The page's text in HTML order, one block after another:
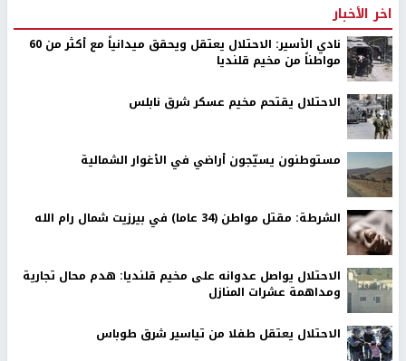
اخر الأخبار
نادي الأسير: الاحتلال يعتقل ويحقق ميدانياً مع أكثر من 60
مواطناً من مخيم قلنديا
الاحتلال يقتحم مخيم عسكر شرق نابلس
مستوطنون يسيّجون أراضي في الأغوار الشمالية
الشرطة: مقتل مواطن (34 عاما) في بيرزيت شمال رام الله
الاحتلال يواصل عدوانه على مخيم قلنديا: هدم محال تجارية
ومداهمة عشرات المنازل
الاحتلال يعتقل طفلا من تياسير شرق طوباس